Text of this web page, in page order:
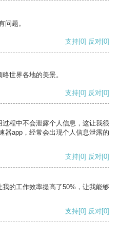
问题。
支持[0] 反对[0]
世界各地的美景。
支持[0] 反对[0]
程中不会泄露个人信息，这让我很
器app，经常会出现个人信息泄露的
支持[0] 反对[0]
的工作效率提高了50%，让我能够
支持[0] 反对[0]